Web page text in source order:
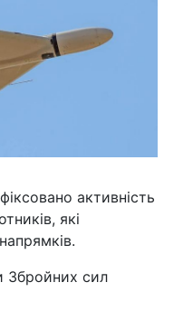
активність
які
Збройних сил